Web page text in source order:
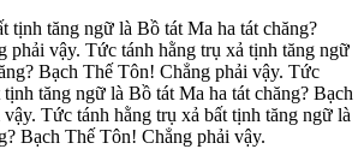
tịnh tăng ngữ là Bồ tát Ma ha tát chăng?
phải vậy. Tức tánh hằng trụ xả tịnh tăng ngữ
Bạch Thế Tôn! Chẳng phải vậy. Tức
tăng ngữ là Bồ tát Ma ha tát chăng? Bạch
Tức tánh hằng trụ xả bất tịnh tăng ngữ là
Bạch Thế Tôn! Chẳng phải vậy.